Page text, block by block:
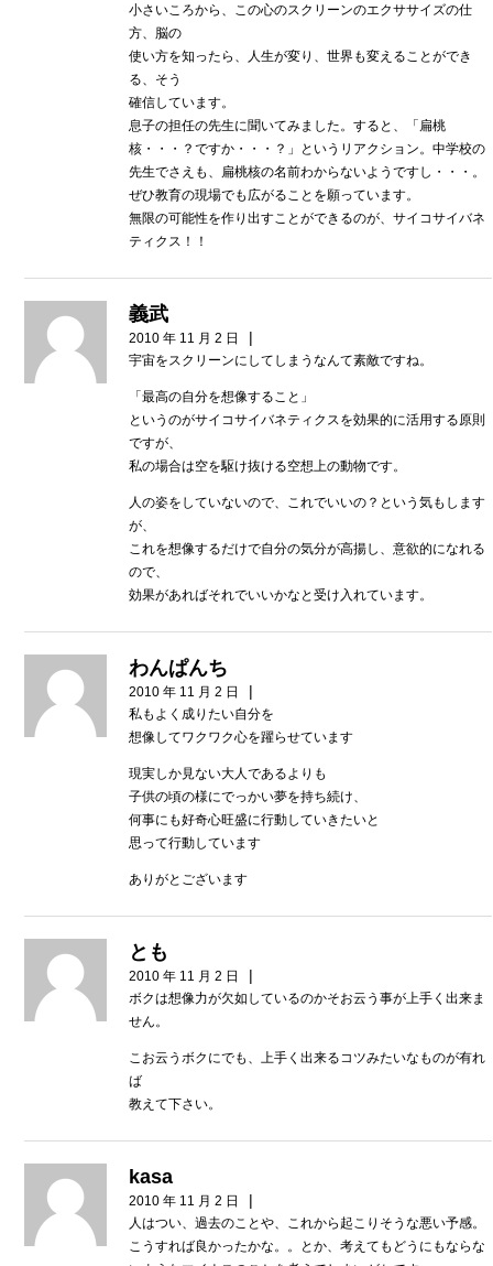
小さいころから、この心のスクリーンのエクササイズの仕
方、脳の
使い方を知ったら、人生が変り、世界も変えることができ
る、そう
確信しています。
息子の担任の先生に聞いてみました。すると、「扁桃
核・・・？ですか・・・？」というリアクション。中学校の
先生でさえも、扁桃核の名前わからないようですし・・・。
ぜひ教育の現場でも広がることを願っています。
無限の可能性を作り出すことができるのが、サイコサイバネ
ティクス！！
義武
2010 年 11 月 2 日 |
宇宙をスクリーンにしてしまうなんて素敵ですね。
「最高の自分を想像すること」
というのがサイコサイバネティクスを効果的に活用する原則
ですが、
私の場合は空を駆け抜ける空想上の動物です。
人の姿をしていないので、これでいいの？という気もします
が、
これを想像するだけで自分の気分が高揚し、意欲的になれる
ので、
効果があればそれでいいかなと受け入れています。
わんぱんち
2010 年 11 月 2 日 |
私もよく成りたい自分を
想像してワクワク心を躍らせています
現実しか見ない大人であるよりも
子供の頃の様にでっかい夢を持ち続け、
何事にも好奇心旺盛に行動していきたいと
思って行動しています
ありがとございます
とも
2010 年 11 月 2 日 |
ボクは想像力が欠如しているのかそお云う事が上手く出来ま
せん。
こお云うボクにでも、上手く出来るコツみたいなものが有れ
ば
教えて下さい。
kasa
2010 年 11 月 2 日 |
人はつい、過去のことや、これから起こりそうな悪い予感。
こうすれば良かったかな。。とか、考えてもどうにもならな